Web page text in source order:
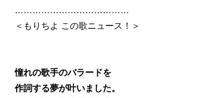
…………………………………
＜もりちよ この歌ニュース！＞
憧れの歌手のバラードを
作詞する夢が叶いました。